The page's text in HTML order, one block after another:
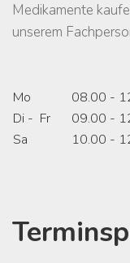
Medikamente
unserem
Mo 08.00 -
Di - Fr
09.00 -
Sa
10.00 -